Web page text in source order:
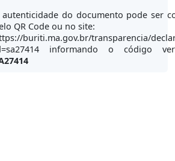
autenticidade do documento pode ser
QR Code ou no site:
buriti.ma.gov.br/transparencia/
informando o código